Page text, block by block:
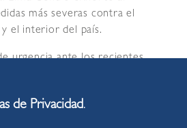
más severas contra el
el interior del país.
urgencia ante los recientes
distritos. Si no hay una
bloque municipal.
de Privacidad.